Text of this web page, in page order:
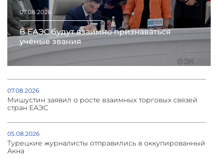
07.08.2026
В ЕАЭС будут взаимно признаваться
учёные звания
07.08.2026
Мишустин заявил о росте взаимных торговых связей
стран ЕАЭС
05.08.2026
Турецкие журналисты отправились в оккупированный
Акна